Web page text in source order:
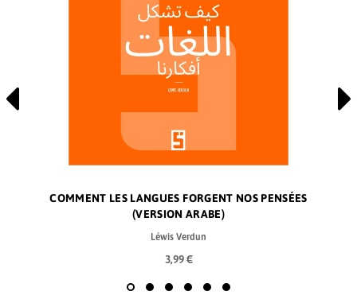
COMMENT LES LANGUES FORGENT NOS PENSÉES
(VERSION ARABE)
Léwis Verdun
3,99 €